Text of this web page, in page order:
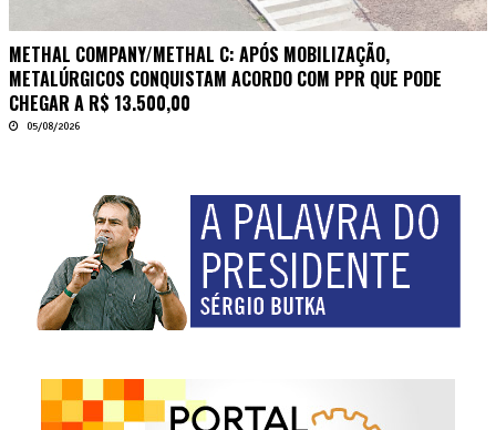
METHAL COMPANY/METHAL C: APÓS MOBILIZAÇÃO,
METALÚRGICOS CONQUISTAM ACORDO COM PPR QUE PODE
CHEGAR A R$ 13.500,00
05/08/2026